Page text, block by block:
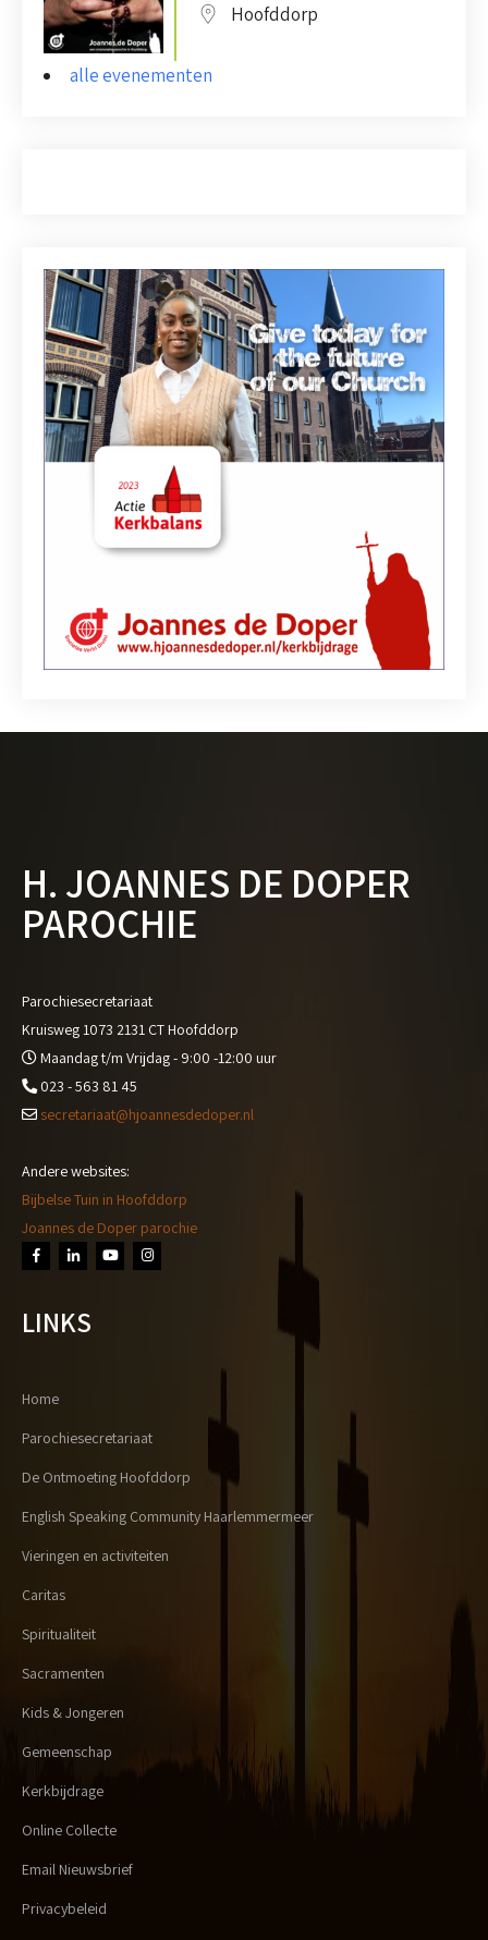
Hoofddorp
alle evenementen
H. JOANNES DE DOPER
PAROCHIE
Parochiesecretariaat
Kruisweg 1073 2131 CT Hoofddorp
Maandag t/m Vrijdag - 9:00 -12:00 uur
023 - 563 81 45
secretariaat@hjoannesdedoper.nl
Andere websites:
Bijbelse Tuin in Hoofddorp
Joannes de Doper parochie
LINKS
Home
Parochiesecretariaat
De Ontmoeting Hoofddorp
English Speaking Community Haarlemmermeer
Vieringen en activiteiten
Caritas
Spiritualiteit
Sacramenten
Kids & Jongeren
Gemeenschap
Kerkbijdrage
Online Collecte
Email Nieuwsbrief
Privacybeleid